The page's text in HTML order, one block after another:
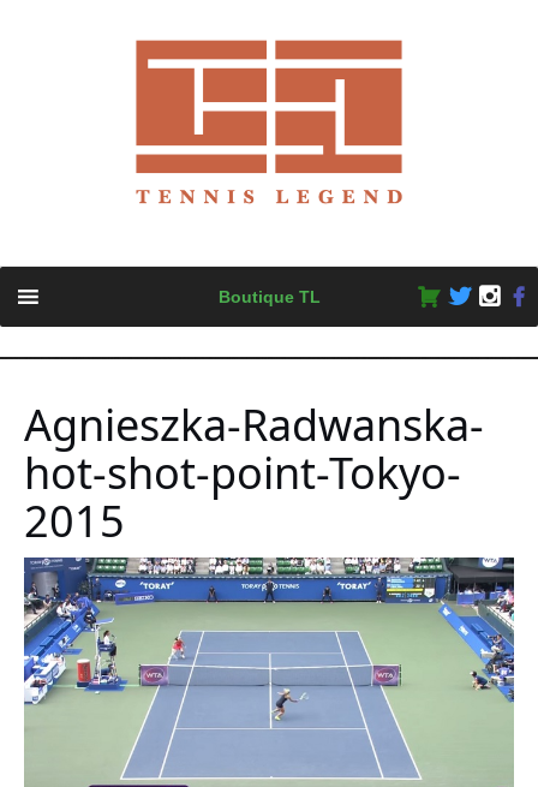
content
Boutique TL
Agnieszka-Radwanska-
hot-shot-point-Tokyo-
2015